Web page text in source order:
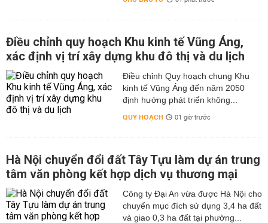
Điều chỉnh quy hoạch Khu kinh tế Vũng Áng,
xác định vị trí xây dựng khu đô thị và du lịch
Điều chỉnh Quy hoạch chung Khu
kinh tế Vũng Áng đến năm 2050
định hướng phát triển không...
QUY HOẠCH 01 giờ trước
Hà Nội chuyển đổi đất Tây Tựu làm dự án trung
tâm văn phòng kết hợp dịch vụ thương mại
Công ty Đại An vừa được Hà Nội cho
chuyển mục đích sử dụng 3,4 ha đất
và giao 0,3 ha đất tại phường...